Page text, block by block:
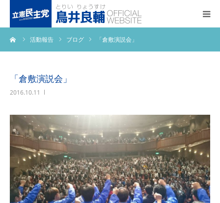
活動報告 ブログ 「倉敷演説会」
「倉敷演説会」
2016.10.11
トップページ
プロフィール
事務所アクセス
活動報告